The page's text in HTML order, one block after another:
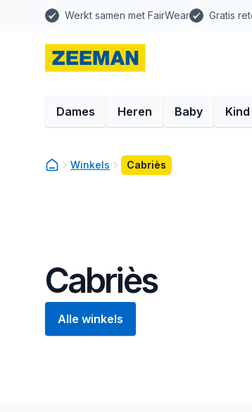
Werkt samen met FairWear Gratis
Dames Heren Baby Kind
Winkels Cabriès
Cabriès
Alle winkels